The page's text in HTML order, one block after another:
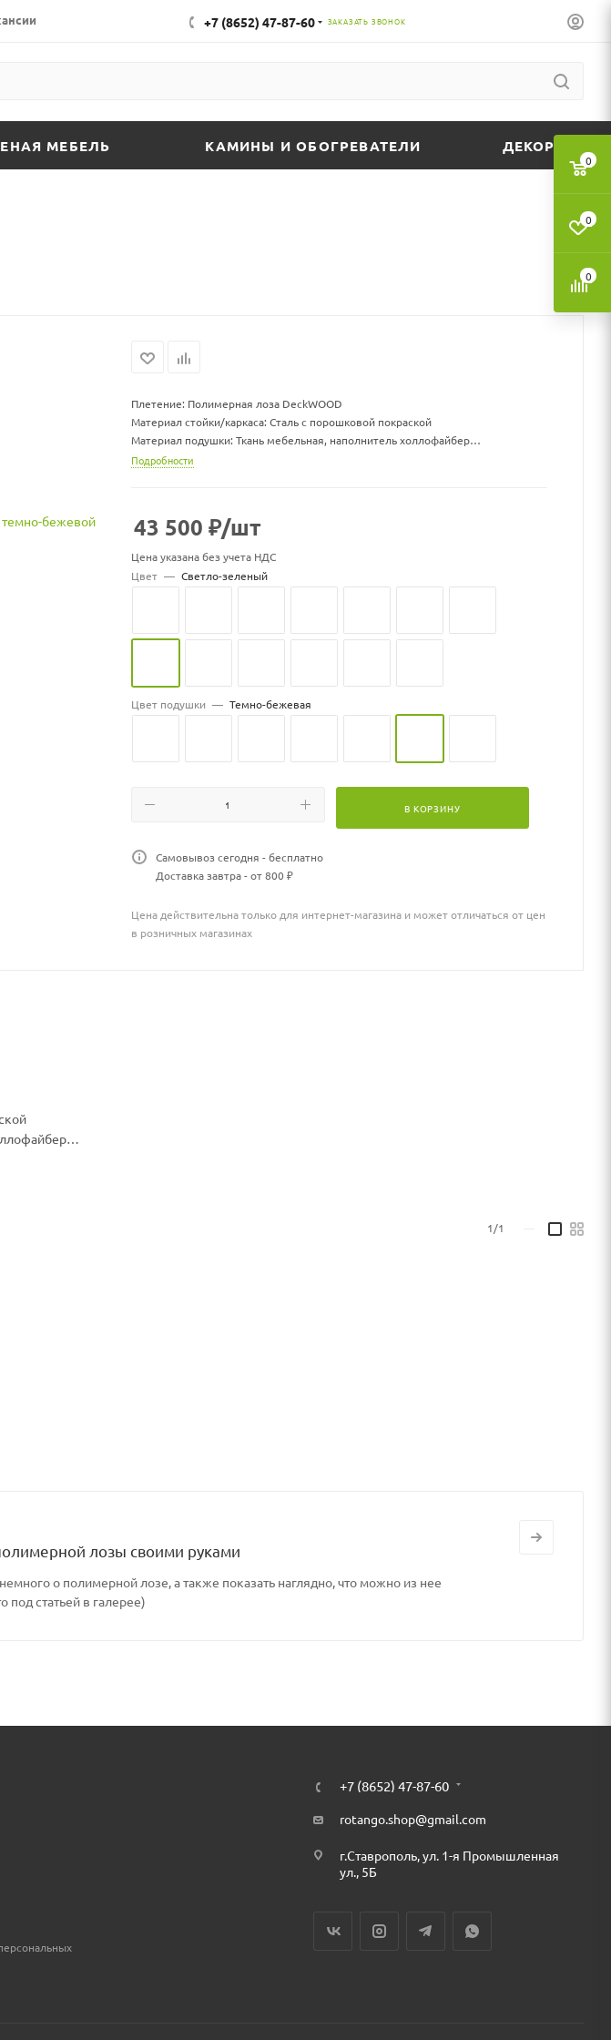
+7 (8652) 47-87-60 ЗАКАЗАТЬ ЗВОНОК
МЕБЕЛЬ КАМИНЫ И ОБОГРЕВАТЕЛИ ДЕКОР
Плетение: Полимерная лоза DeckWOOD
Материал стойки/каркаса: Сталь с порошковой покраской
Материал подушки: Ткань мебельная, наполнитель холлофайбер
Размер гамака ДхШхВ, мм: 960 х 1300 х 710
Максимальная нагрузка, кг: 150
Подробности
43 500 ₽/шт
Цена указана без учета НДС
Цвет — Светло-зеленый
Цвет подушки — Темно-бежевая
В КОРЗИНУ
Самовывоз сегодня - бесплатно
Доставка завтра - от 800 ₽
Цена действительна только для интернет-магазина и может отличаться от цен
в розничных магазинах
1/1
лозы своими руками
о полимерной лозе, а также показать наглядно, что можно из нее
под статьей в галерее)
+7 (8652) 47-87-60
rotango.shop@gmail.com
г.Ставрополь, ул. 1-я Промышленная
ул., 5Б
0
0
0